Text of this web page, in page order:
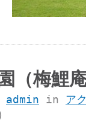
（梅鯉
admin in ア